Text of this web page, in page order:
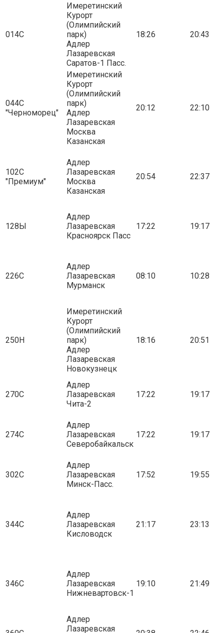
014С
Имеретинский
Курорт
(Олимпийский
парк)
Адлер
Лазаревская
Саратов-1 Пасс.
18:26 20:43
044С
"Черноморец"
Имеретинский
Курорт
(Олимпийский
парк)
Адлер
Лазаревская
Москва
Казанская
20:12 22:10
102С
"Премиум"
Адлер
Лазаревская
Москва
Казанская
20:54 22:37
128Ы
Адлер
Лазаревская
Красноярск Пасс
17:22 19:17
226С
Адлер
Лазаревская
Мурманск
08:10 10:28
250Н
Имеретинский
Курорт
(Олимпийский
парк)
Адлер
Лазаревская
Новокузнецк
18:16 20:51
270С
Адлер
Лазаревская
Чита-2
17:22 19:17
274С
Адлер
Лазаревская
Северобайкальск
17:22 19:17
302С
Адлер
Лазаревская
Минск-Пасс.
17:52 19:55
344С
Адлер
Лазаревская
Кисловодск
21:17 23:13
346С
Адлер
Лазаревская
Нижневартовск-1
19:10 21:49
Адлер
Лазаревская